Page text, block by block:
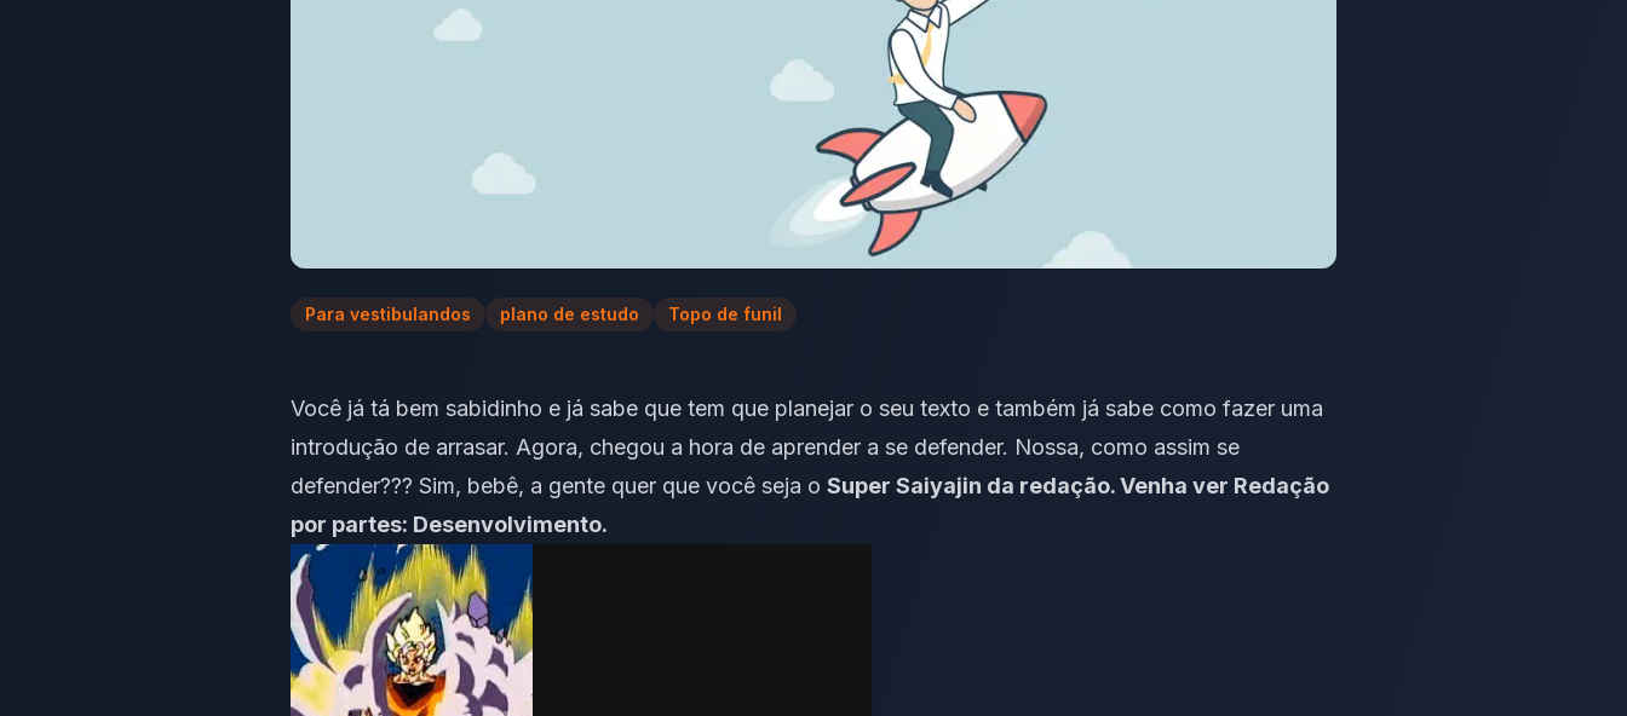
Para vestibulandos plano de estudo Topo de funil
Você já tá bem sabidinho e já sabe que tem que planejar o seu texto e também já sabe como fazer uma
introdução de arrasar. Agora, chegou a hora de aprender a se defender. Nossa, como assim se
defender??? Sim, bebê, a gente quer que você seja o Super Saiyajin da redação. Venha ver Redação
por partes: Desenvolvimento.